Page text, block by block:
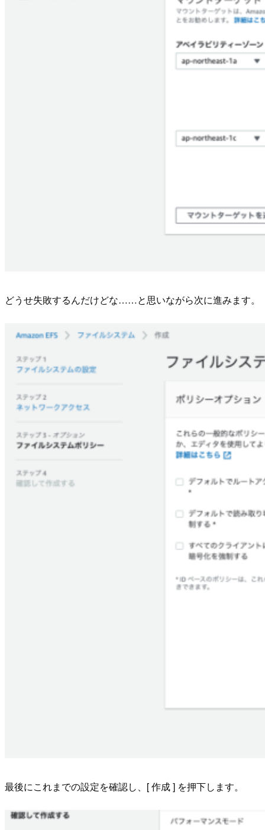
どうせ失敗するんだけどな……と思いながら次に進みます。
最後にこれまでの設定を確認し、[ 作成 ] を押下します。